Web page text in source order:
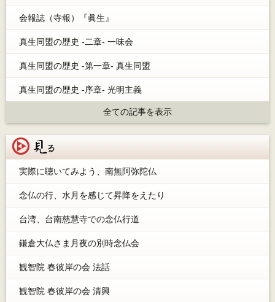
会報誌（寺報）『眞生』
真生同盟の歴史 -二章- 一味会
真生同盟の歴史 -第一章- 真生同盟
真生同盟の歴史 -序章- 光明主義
全ての記事を表示
実際に聴いてみよう、南無阿弥陀仏
念仏の行、水月を感じて昇降をえたり
台湾、台南慈慧寺での念仏行道
鎌倉大仏さま月夜の別時念仏会
観智院 春彼岸の会 法話
観智院 春彼岸の会 清興